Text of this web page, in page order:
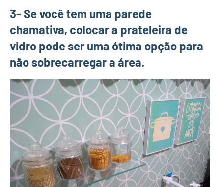
3- Se você tem uma parede
chamativa, colocar a prateleira de
vidro pode ser uma ótima opção para
não sobrecarregar a área.